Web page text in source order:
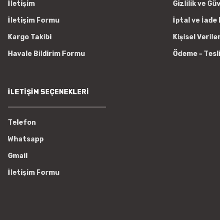
İletişim
İletişim Formu
Kargo Takibi
Havale Bildirim Formu
Gizlilik ve
İptal ve İade
Kişisel
Ödeme -
İLETİŞİM SEÇENEKLERİ
Telefon
Whatsapp
Gmail
İletişim Formu